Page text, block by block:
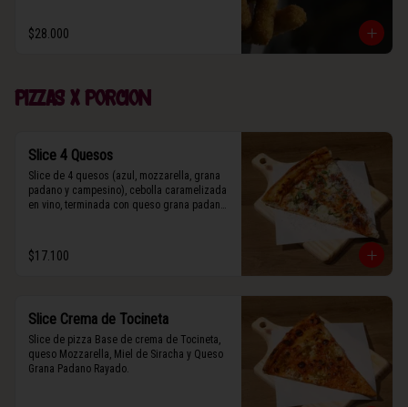
$28.000
Pizzas x porcion
Slice 4 Quesos
Slice de 4 quesos (azul, mozzarella, grana
padano y campesino), cebolla caramelizada
en vino, terminada con queso grana padano
$17.100
Slice Crema de Tocineta
Slice de pizza Base de crema de Tocineta,
queso Mozzarella, Miel de Siracha y Queso
Grana Padano Rayado.